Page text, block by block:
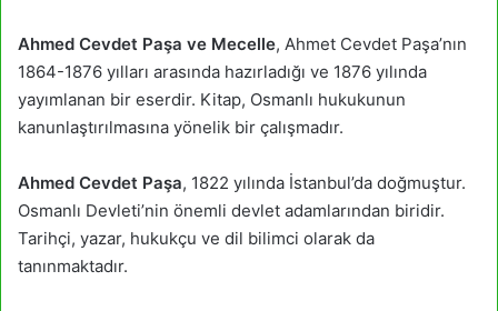
Ahmed Cevdet Paşa ve Mecelle, Ahmet Cevdet Paşa’nın
1864-1876 yılları arasında hazırladığı ve 1876 yılında
yayımlanan bir eserdir. Kitap, Osmanlı hukukunun
kanunlaştırılmasına yönelik bir çalışmadır.
Ahmed Cevdet Paşa, 1822 yılında İstanbul’da doğmuştur.
Osmanlı Devleti’nin önemli devlet adamlarından biridir.
Tarihçi, yazar, hukukçu ve dil bilimci olarak da
tanınmaktadır.